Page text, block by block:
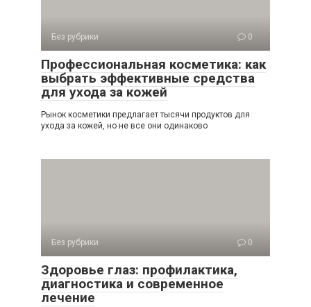
Без рубрики 0
Профессиональная косметика: как
выбрать эффективные средства
для ухода за кожей
Рынок косметики предлагает тысячи продуктов для
ухода за кожей, но не все они одинаково
Без рубрики 0
Здоровье глаз: профилактика,
диагностика и современное
лечение